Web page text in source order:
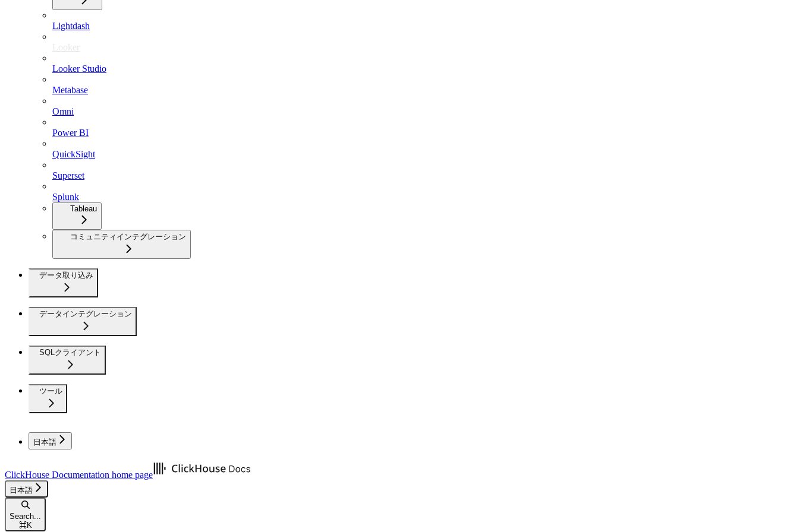
Lightdash
Looker
Looker Studio
Metabase
Omni
Power BI
QuickSight
Superset
Splunk
Tableau
コミュニティインテグレーション
データ取り込み
データインテグレーション
SQLクライアント
ツール
日本語
ClickHouse Documentation home page
日本語
Search...
⌘K